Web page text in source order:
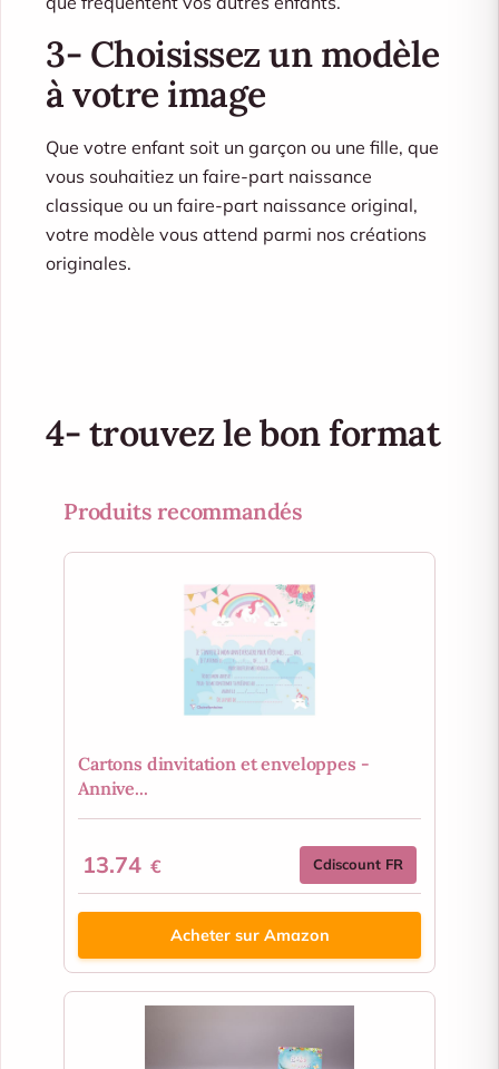
3- Choisissez un modèle
à votre image
Que votre enfant soit un garçon ou une fille, que
vous souhaitiez un faire-part naissance
classique ou un faire-part naissance original,
votre modèle vous attend parmi nos créations
originales.
4- trouvez le bon format
Produits recommandés
Cartons dinvitation et enveloppes -
Annive...
13.74 € Cdiscount FR
Acheter sur Amazon